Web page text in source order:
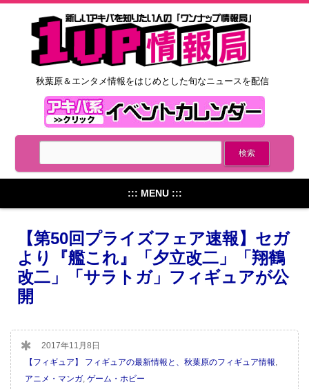
秋葉原＆エンタメ情報をはじめとした旬なニュースを配信
::: MENU :::
【第50回プライズフェア速報】セガ
より『艦これ』「夕立改二」「翔鶴
改二」「サラトガ」フィギュアが公
開
2017年11月8日
【フィギュア】 フィギュアの最新情報と、秋葉原のフィギュア情報
アニメ・マンガ ゲーム・ホビー